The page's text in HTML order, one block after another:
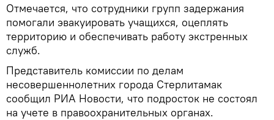
Отмечается, что сотрудники групп задержания
помогали эвакуировать учащихся, оцеплять
территорию и обеспечивать работу экстренных
служб.
Представитель комиссии по делам
несовершеннолетних города Стерлитамак
сообщил РИА Новости, что подросток не состоял
на учете в правоохранительных органах.